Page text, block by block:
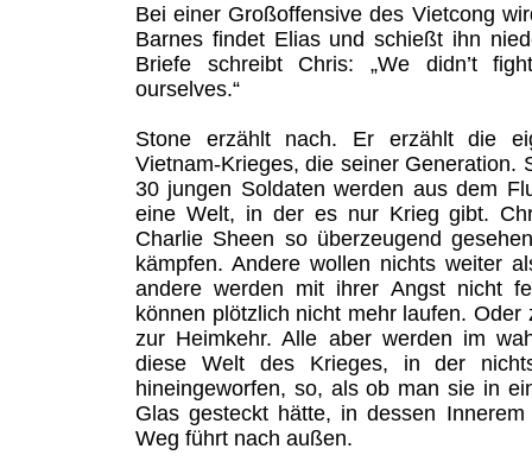
Bei einer Großoffensive des Vietcong
Barnes findet Elias und schießt ihn
Briefe schreibt Chris: „We didn’t
ourselves.“
Stone erzählt nach. Er erzählt die
Vietnam-Krieges, die seiner Generation.
30 jungen Soldaten werden aus dem
eine Welt, in der es nur Krieg gibt.
Charlie Sheen so überzeugend
kämpfen. Andere wollen nichts weiter
andere werden mit ihrer Angst nicht
können plötzlich nicht mehr laufen. Oder
zur Heimkehr. Alle aber werden im
diese Welt des Krieges, in der
hineingeworfen, so, als ob man sie in
Glas gesteckt hätte, in dessen
Weg führt nach außen.